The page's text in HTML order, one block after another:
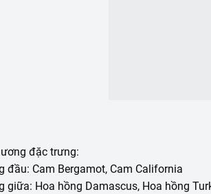
đặc trưng:
đầu: Cam Bergamot, Cam California
giữa: Hoa hồng Damascus, Hoa hồng